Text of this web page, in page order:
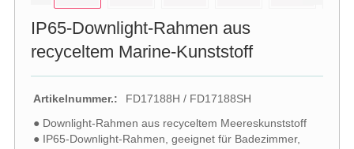
IP65-Downlight-Rahmen aus
recyceltem Marine-Kunststoff
Artikelnummer.:
FD17188H / FD17188SH
● Downlight-Rahmen aus recyceltem Meereskunststoff
● IP65-Downlight-Rahmen, geeignet für Badezimmer,